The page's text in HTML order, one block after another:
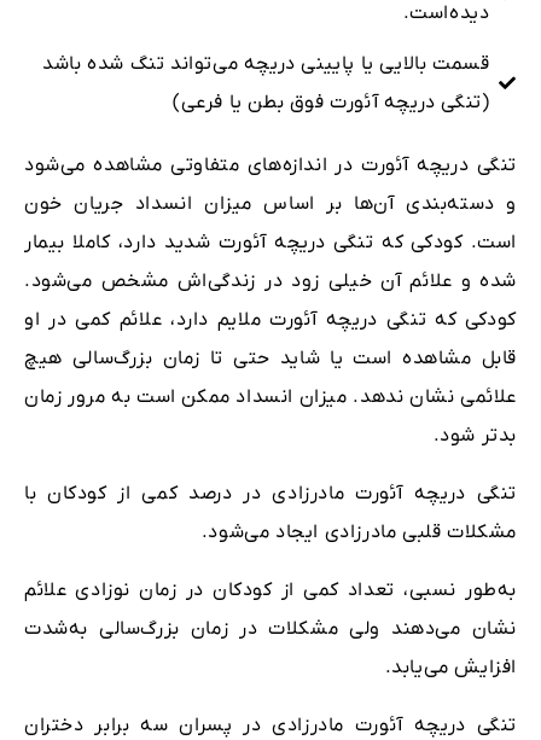
دیده‌است.
قسمت بالایی یا پایینی دریچه می‌تواند تنگ شده ‌باشد
(تنگی دریچه آئورت فوق بطن یا فرعی)
تنگی دریچه آئورت در اندازه‌های متفاوتی مشاهده می‌شود
و دسته‌بندی آن‌ها بر اساس میزان انسداد جریان خون
است. کودکی که تنگی دریچه آئورت شدید دارد، کاملا بیمار
شده و علائم آن خیلی زود در زندگی‌اش مشخص می‌شود.
کودکی که تنگی دریچه آئورت ملایم دارد، علائم کمی در او
قابل مشاهده است یا شاید حتی تا زمان بزرگ‌سالی هیچ
علائمی نشان ندهد. میزان انسداد ممکن است به مرور زمان
بدتر شود.
تنگی دریچه آئورت مادرزادی در درصد کمی از کودکان با
مشکلات قلبی مادرزادی ایجاد می‌شود.
به‌طور نسبی، تعداد کمی از کودکان در زمان نوزادی علائم
نشان می‌دهند ولی مشکلات در زمان بزرگ‌سالی به‌شدت
افزایش می‌یابد.
تنگی دریچه آئورت مادرزادی در پسران سه برابر دختران